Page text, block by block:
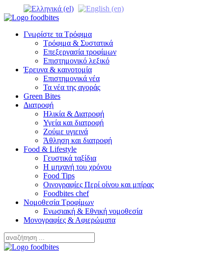
Γνωρίστε τα Τρόφιμα
Τρόφιμα & Συστατικά
Επεξεργασία τροφίμων
Επιστημονικό λεξικό
Έρευνα & καινοτομία
Επιστημονικά νέα
Τα νέα της αγοράς
Green Bites
Διατροφή
Ηλικία & Διατροφή
Υγεία και διατροφή
Ζούμε υγιεινά
Άθληση και διατροφή
Food & Lifestyle
Γευστικά ταξίδια
Η μηχανή του χρόνου
Food Tips
Οινογραφίες Περί οίνου και μπίρας
Foodbites chef
Νομοθεσία Τροφίμων
Ενωσιακή & Εθνική νομοθεσία
Μονογραφίες & Αφιερώματα